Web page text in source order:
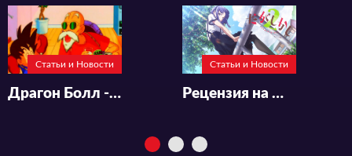
Статьи и Новости
Драгон Болл - ДОЛЖЕН ПОСМОТРЕТЬ КАЖДЫЙ!
Статьи и Новости
Рецензия на Магазинчик Сладостей 2 сезон/Dagashi Kashi 2